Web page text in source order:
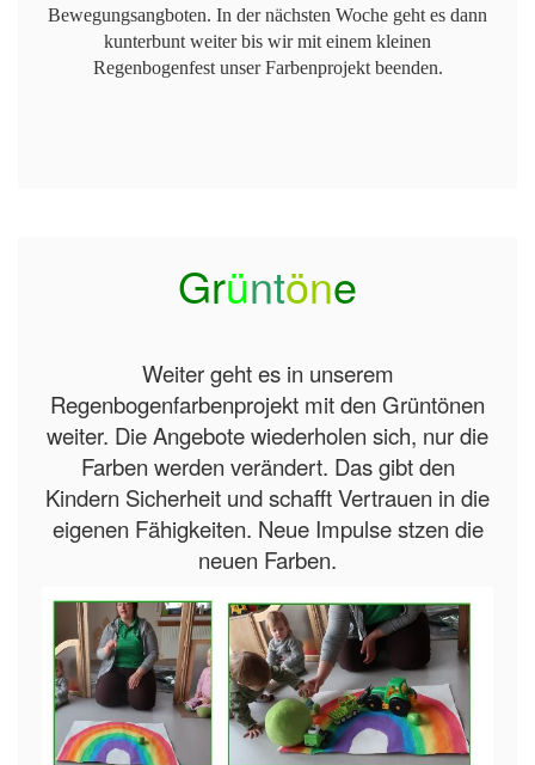
Bewegungsangboten. In der nächsten Woche geht es dann
kunterbunt weiter bis wir mit einem kleinen
Regenbogenfest unser Farbenprojekt beenden.
Grüntöne
Weiter geht es in unserem
Regenbogenfarbenprojekt mit den Grüntönen
weiter. Die Angebote wiederholen sich, nur die
Farben werden verändert. Das gibt den
Kindern Sicherheit und schafft Vertrauen in die
eigenen Fähigkeiten. Neue Impulse stzen die
neuen Farben.